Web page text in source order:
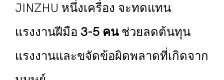
JINZHU หนึ่งเครื่อง จะทดแทน
แรงงานฝีมือ 3-5 คนช่วยลดต้นทุน
แรงงานและขจัดข้อผิดพลาดที่เกิดจาก